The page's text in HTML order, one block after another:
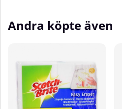
Andra köpte även